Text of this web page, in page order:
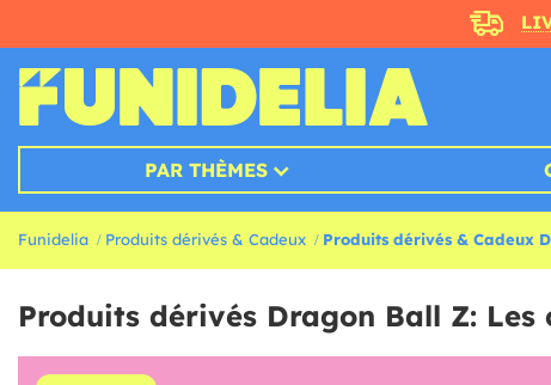
PAR THÈMES
Funidelia Produits dérivés & Cadeux Produits dérivés & Cadeux
Produits dérivés Dragon Ball Z: